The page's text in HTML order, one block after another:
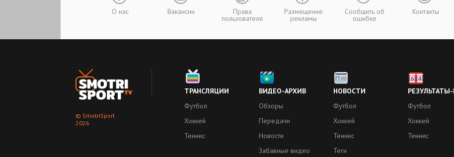
О нас Вакансии Права
пользователя
Размещение
рекламы
Сообщить об
ошибке
Контакты
© SmotriSport
2026
ТРАНСЛЯЦИИ
Футбол
Хоккей
Теннис
ВИДЕО-АРХИВ
Обзоры
Передачи
Новости
Забавные видео
НОВОСТИ
Футбол
Хоккей
Теннис
Теги
РЕЗУЛЬТАТЫ-
Футбол
Хоккей
Теннис